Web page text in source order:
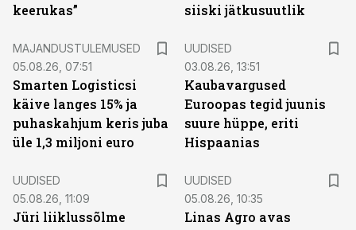
keerukas”
siiski jätkusuutlik
MAJANDUSTULEMUSED
05.08.26, 07:51
Smarten Logisticsi
käive langes 15% ja
puhaskahjum keris juba
üle 1,3 miljoni euro
UUDISED
03.08.26, 13:51
Kaubavargused
Euroopas tegid juunis
suure hüppe, eriti
Hispaanias
UUDISED
05.08.26, 11:09
Jüri liiklussõlme
UUDISED
05.08.26, 10:35
Linas Agro avas